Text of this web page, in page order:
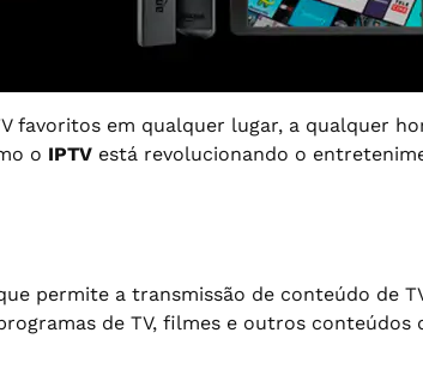
favoritos em qualquer lugar, a qualquer
o IPTV está revolucionando o
permite a transmissão de conteúdo de
de TV, filmes e outros